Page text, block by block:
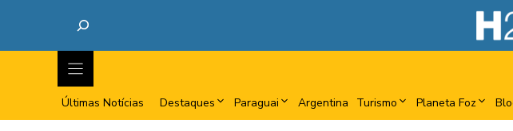
Últimas Notícias Destaques Paraguai Argentina Turismo Planeta Foz